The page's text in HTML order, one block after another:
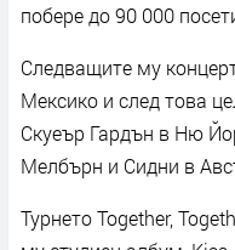
побере до 90 000
Следващите му
Мексико и след това
Скуеър Гардън в Ню
Мелбърн и Сидни в
Турнето Together,